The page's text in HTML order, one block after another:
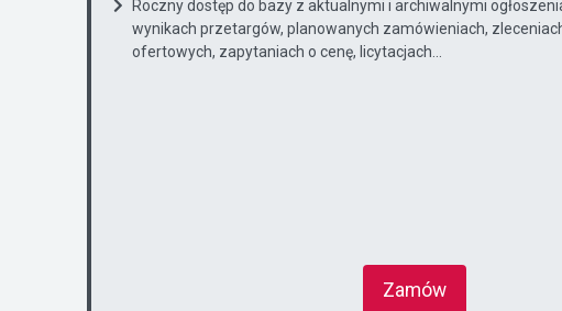
Roczny dostęp do bazy z aktualnymi i archiwalnymi
wynikach przetargów, planowanych zamówieniach,
ofertowych, zapytaniach o cenę, licytacjach...
Zamów